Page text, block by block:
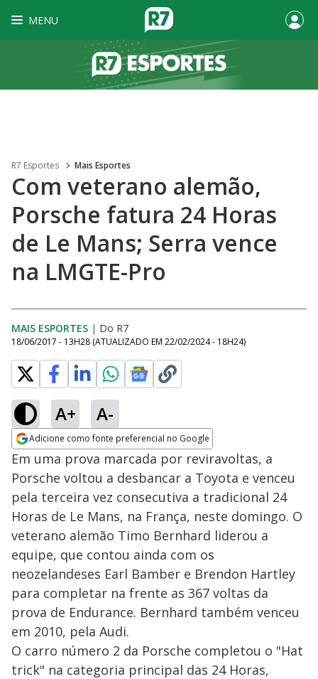
MENU
R7 Esportes Mais Esportes
Com veterano alemão,
Porsche fatura 24 Horas
de Le Mans; Serra vence
na LMGTE-Pro
MAIS ESPORTES | Do R7
18/06/2017 - 13H28 (ATUALIZADO EM 22/02/2024 - 18H24)
A+ A-
Adicione como fonte preferencial no Google
Opens in new window
Em uma prova marcada por reviravoltas, a
Porsche voltou a desbancar a Toyota e venceu
pela terceira vez consecutiva a tradicional 24
Horas de Le Mans, na França, neste domingo. O
veterano alemão Timo Bernhard liderou a
equipe, que contou ainda com os
neozelandeses Earl Bamber e Brendon Hartley
para completar na frente as 367 voltas da
prova de Endurance. Bernhard também venceu
em 2010, pela Audi.
O carro número 2 da Porsche completou o "Hat
trick" na categoria principal das 24 Horas,